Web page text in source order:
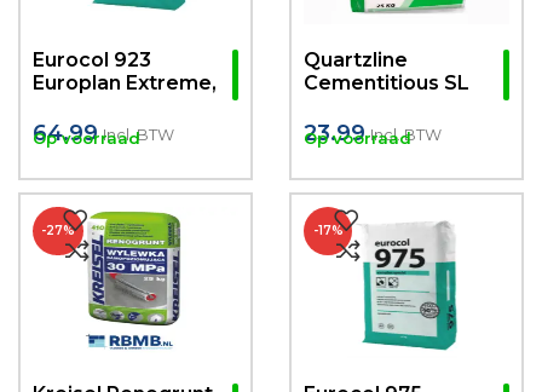
Eurocol 923
Europlan Extreme,
Vorstbestendige
Egaline 23kg
64.99 Incl. BTW
Op voorraad
Quartzline
Cementitious SL
40mm
(Cementgebonden)
Vezel Versterkte
Egaline 25KG
23.99 Incl. BTW
Op voorraad
-27% -17%